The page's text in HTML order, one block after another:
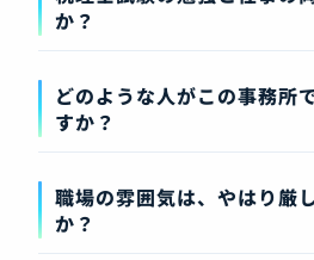
か？
どのような人がこの事務所
すか？
職場の雰囲気は、やはり厳
か？